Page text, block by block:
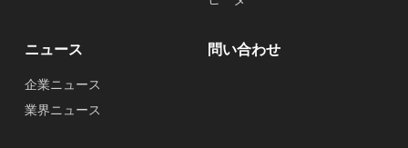
ニュース
企業ニュース
業界ニュース
問い合わせ